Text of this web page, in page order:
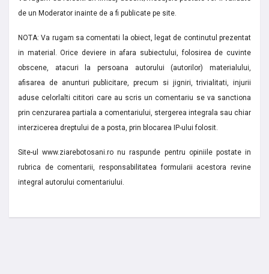
de un Moderator inainte de a fi publicate pe site.
NOTA: Va rugam sa comentati la obiect, legat de continutul prezentat
in material. Orice deviere in afara subiectului, folosirea de cuvinte
obscene, atacuri la persoana autorului (autorilor) materialului,
afisarea de anunturi publicitare, precum si jigniri, trivialitati, injurii
aduse celorlalti cititori care au scris un comentariu se va sanctiona
prin cenzurarea partiala a comentariului, stergerea integrala sau chiar
interzicerea dreptului de a posta, prin blocarea IP-ului folosit.
Site-ul www.ziarebotosani.ro nu raspunde pentru opiniile postate in
rubrica de comentarii, responsabilitatea formularii acestora revine
integral autorului comentariului.